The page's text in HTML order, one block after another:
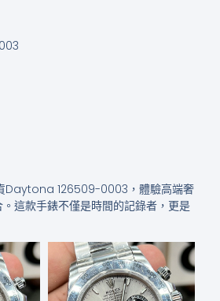
Daytona 126509-0003，體驗高端奢
這款手錶不僅是時間的記錄者，更是